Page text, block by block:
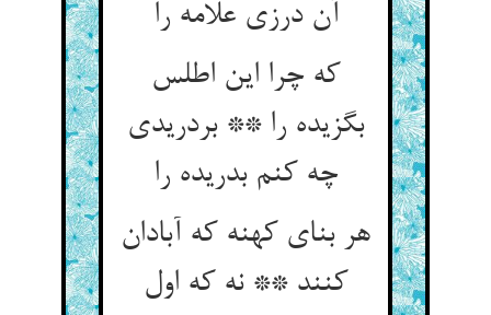
آن درزی علامه را
که چرا این اطلس
بگزیده را ** بردریدی
چه کنم بدریده را
هر بنای کهنه که آبادان
کنند ** نه که اول